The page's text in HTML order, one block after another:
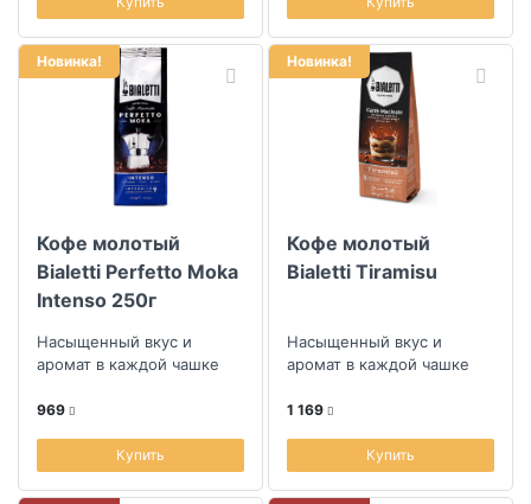
Новинка!
Кофе молотый
Bialetti Perfetto Moka
Intenso 250г
Насыщенный вкус и
аромат в каждой чашке
969
Купить
Новинка!
Кофе молотый
Bialetti Tiramisu
Насыщенный вкус и
аромат в каждой чашке
1 169
Купить